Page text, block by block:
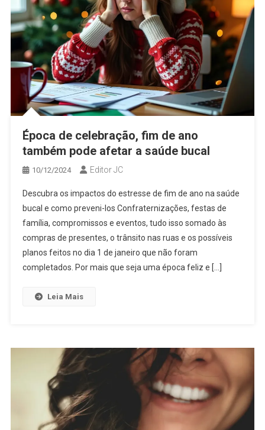
Época de celebração, fim de ano
também pode afetar a saúde bucal
10/12/2024 Editor JC
Descubra os impactos do estresse de fim de ano na saúde
bucal e como preveni-los Confraternizações, festas de
família, compromissos e eventos, tudo isso somado às
compras de presentes, o trânsito nas ruas e os possíveis
planos feitos no dia 1 de janeiro que não foram
completados. Por mais que seja uma época feliz e […]
Leia Mais